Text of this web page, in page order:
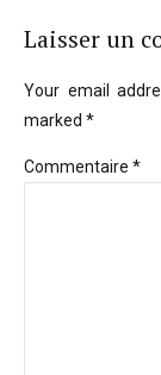
Laisser un
Your email
marked *
Commentaire *